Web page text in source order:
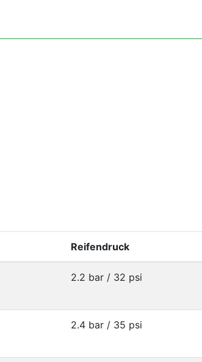
Reifendruck
2.2 bar / 32 psi
2.4 bar / 35 psi